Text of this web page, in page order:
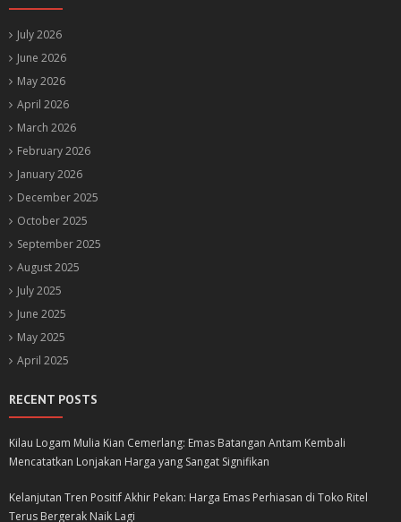
July 2026
June 2026
May 2026
April 2026
March 2026
February 2026
January 2026
December 2025
October 2025
September 2025
August 2025
July 2025
June 2025
May 2025
April 2025
RECENT POSTS
Kilau Logam Mulia Kian Cemerlang: Emas Batangan Antam Kembali
Mencatatkan Lonjakan Harga yang Sangat Signifikan
Kelanjutan Tren Positif Akhir Pekan: Harga Emas Perhiasan di Toko Ritel
Terus Bergerak Naik Lagi